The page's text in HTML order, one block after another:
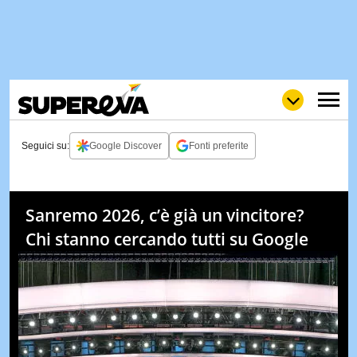
WOW
POP
NEWS
VIDEO
& TV
QUIZ
Seguici su: Google Discover Fonti preferite
Sanremo 2026, c’è già un vincitore?
Chi stanno cercando tutti su Google